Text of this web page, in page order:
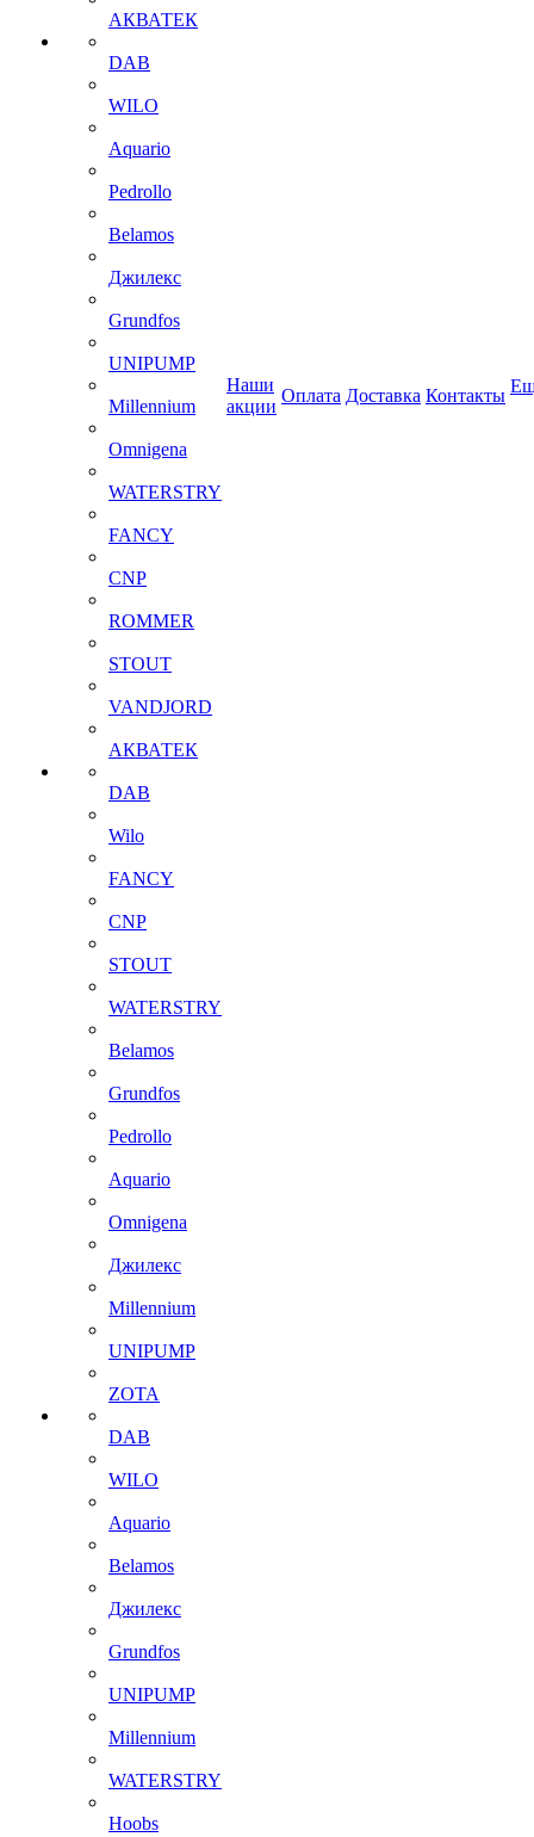
АКВАТЕК
DAB
WILO
Aquario
Pedrollo
Belamos
Джилекс
Grundfos
UNIPUMP
Millennium
Omnigena
WATERSTRY
FANCY
CNP
ROMMER
STOUT
VANDJORD
АКВАТЕК
DAB
Wilo
FANCY
CNP
STOUT
WATERSTRY
Belamos
Grundfos
Pedrollo
Aquario
Omnigena
Джилекс
Millennium
UNIPUMP
ZOTA
DAB
WILO
Aquario
Belamos
Джилекс
Grundfos
UNIPUMP
Millennium
WATERSTRY
Hoobs
Наши
акции
Оплата Доставка Контакты